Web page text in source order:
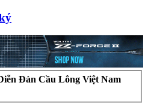
Đàn Cầu Lông Việt Nam